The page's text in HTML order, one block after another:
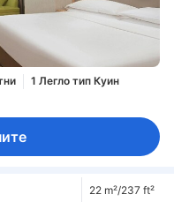
1 Легло тип Куин
22 m²/237 ft²